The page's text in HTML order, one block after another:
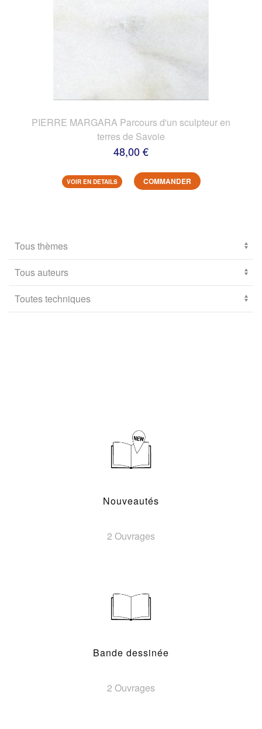
PIERRE MARGARA Parcours d'un sculpteur en
terres de Savoie
48,00 €
VOIR EN DETAILS COMMANDER
Nouveautés
2 Ouvrages
Bande dessinée
2 Ouvrages